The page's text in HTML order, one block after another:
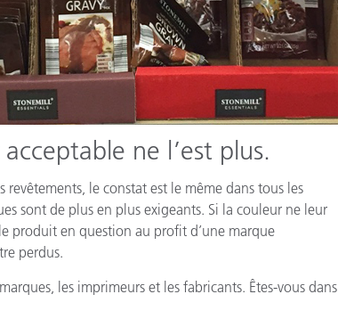
ne l’est plus.
le constat est le même dans tous les
sont de plus en plus exigeants. Si la couleur ne leur
produit en question au profit d’une marque
perdus.
les imprimeurs et les fabricants. Êtes-vous dans